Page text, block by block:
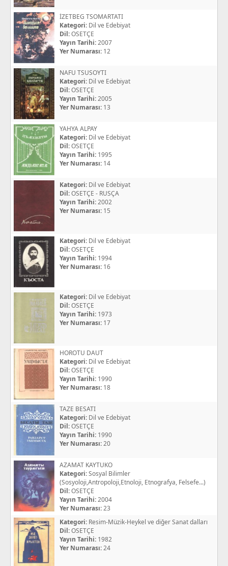
İZETBEG TSOMARTATI
Kategori: Dil ve Edebiyat
Dil:OSETÇE
Yayın Tarihi:2007
Yer Numarası: 12
NAFU TSUSOYTI
Kategori: Dil ve Edebiyat
Dil:OSETÇE
Yayın Tarihi:2005
Yer Numarası: 13
YAHYA ALPAY
Kategori: Dil ve Edebiyat
Dil:OSETÇE
Yayın Tarihi: 1995
Yer Numarası: 14
Kategori: Dil ve Edebiyat
Dil:OSETÇE - RUSÇA
Yayın Tarihi:2002
Yer Numarası: 15
Kategori: Dil ve Edebiyat
Dil:OSETÇE
Yayın Tarihi: 1994
Yer Numarası: 16
Kategori: Dil ve Edebiyat
Dil:OSETÇE
Yayın Tarihi: 1973
Yer Numarası: 17
HOROTU DAUT
Kategori: Dil ve Edebiyat
Dil:OSETÇE
Yayın Tarihi: 1990
Yer Numarası: 18
TAZE BESATI
Kategori: Dil ve Edebiyat
Dil:OSETÇE
Yayın Tarihi: 1990
Yer Numarası:20
AZAMAT KAYTUKO
Kategori:Sosyal Bilimler
(Sosyoloji,Antropoloji,Etnoloji, Etnografya, Felsefe...)
Dil:OSETÇE
Yayın Tarihi:2004
Yer Numarası:23
Kategori: Resim-Müzik-Heykel ve diğer Sanat dalları
Dil:OSETÇE
Yayın Tarihi: 1982
Yer Numarası:24